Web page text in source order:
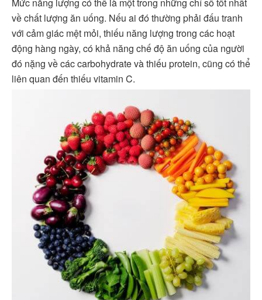
về chất lượng ăn uống. Nếu ai đó thường phải đấu tranh
với cảm giác mệt mỏi, thiếu năng lượng trong các hoạt
động hàng ngày, có khả năng chế độ ăn uống của người
đó nặng về các carbohydrate và thiếu protein, cũng có thể
liên quan đến thiếu vitamin C.